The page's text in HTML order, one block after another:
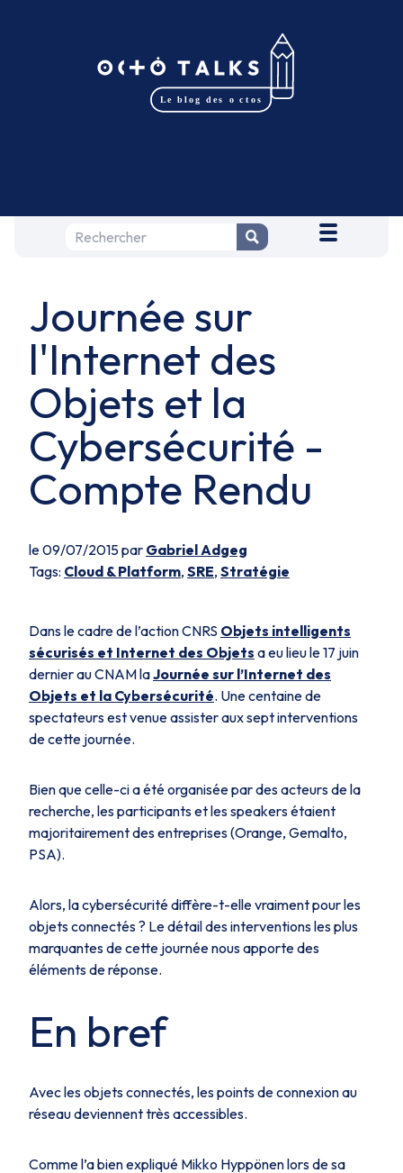
Journée sur
l'Internet des
Objets et la
Cybersécurité -
Compte Rendu
le 09/07/2015 par Gabriel Adgeg
Tags: Cloud & Platform, SRE, Stratégie
Dans le cadre de l’action CNRS Objets intelligents
sécurisés et Internet des Objets a eu lieu le 17 juin
dernier au CNAM laJournée sur l’Internet des
Objets et la Cybersécurité. Une centaine de
spectateurs est venue assister aux sept interventions
de cette journée.
Bien que celle-ci a été organisée par des acteurs de la
recherche, les participants et les speakers étaient
majoritairement des entreprises (Orange, Gemalto,
PSA).
Alors, la cybersécurité diffère-t-elle vraiment pour les
objets connectés ? Le détail des interventions les plus
marquantes de cette journée nous apporte des
éléments de réponse.
En bref
Avec les objets connectés, les points de connexion au
réseau deviennent très accessibles.
Comme l’a bien expliqué Mikko Hyppönen lors de sa